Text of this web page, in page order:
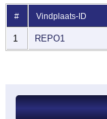
# Vindplaats-ID
1 REPO1